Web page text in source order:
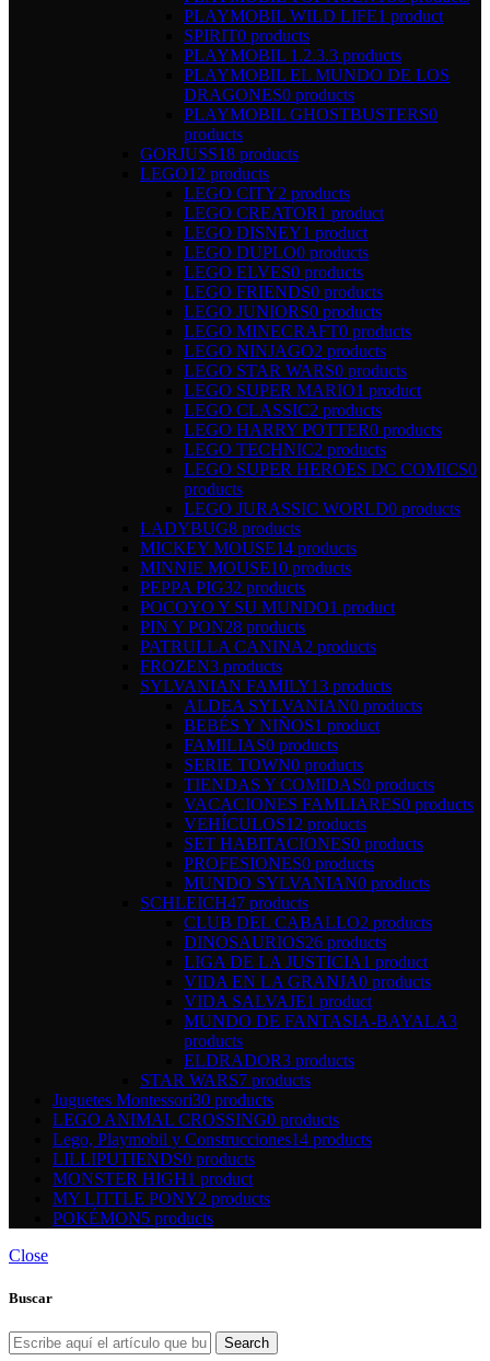
PLAYMOBIL WILD LIFE1 product
SPIRIT0 products
PLAYMOBIL 1.2.3.3 products
PLAYMOBIL EL MUNDO DE LOS
DRAGONES0 products
PLAYMOBIL GHOSTBUSTERS0
products
GORJUSS18 products
LEGO12 products
LEGO CITY2 products
LEGO CREATOR1 product
LEGO DISNEY1 product
LEGO DUPLO0 products
LEGO ELVES0 products
LEGO FRIENDS0 products
LEGO JUNIORS0 products
LEGO MINECRAFT0 products
LEGO NINJAGO2 products
LEGO STAR WARS0 products
LEGO SUPER MARIO1 product
LEGO CLASSIC2 products
LEGO HARRY POTTER0 products
LEGO TECHNIC2 products
LEGO SUPER HEROES DC COMICS0
products
LEGO JURASSIC WORLD0 products
LADYBUG8 products
MICKEY MOUSE14 products
MINNIE MOUSE10 products
PEPPA PIG32 products
POCOYO Y SU MUNDO1 product
PIN Y PON28 products
PATRULLA CANINA2 products
FROZEN3 products
SYLVANIAN FAMILY13 products
ALDEA SYLVANIAN0 products
BEBÉS Y NIÑOS1 product
FAMILIAS0 products
SERIE TOWN0 products
TIENDAS Y COMIDAS0 products
VACACIONES FAMLIARES0 products
VEHÍCULOS12 products
SET HABITACIONES0 products
PROFESIONES0 products
MUNDO SYLVANIAN0 products
SCHLEICH47 products
CLUB DEL CABALLO2 products
DINOSAURIOS26 products
LIGA DE LA JUSTICIA1 product
VIDA EN LA GRANJA0 products
VIDA SALVAJE1 product
MUNDO DE FANTASIA-BAYALA3
products
ELDRADOR3 products
STAR WARS7 products
Juguetes Montessori30 products
LEGO ANIMAL CROSSING0 products
Lego, Playmobil y Construcciones14 products
LILLIPUTIENDS0 products
MONSTER HIGH1 product
MY LITTLE PONY2 products
POKÉMON5 products
Close
Buscar
Search